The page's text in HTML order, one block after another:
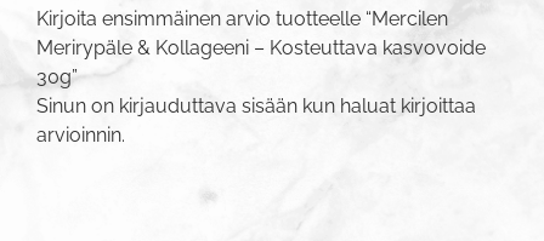
Kirjoita ensimmäinen arvio tuotteelle “Mercilen
Merirypäle & Kollageeni – Kosteuttava kasvovoide
30g”
Sinun on kirjauduttava sisään kun haluat kirjoittaa
arvioinnin.